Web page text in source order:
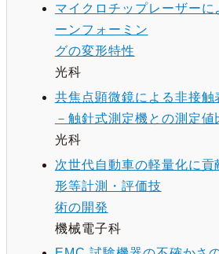
マイクロチップレーザーに
ーンフォーミン
グの変形特性
光科
共焦点顕微鏡による非接触
－触針式測定機との測定値
光科
次世代自動車の軽量化に貢
形等計測・評価技
術の開発
機械電子科